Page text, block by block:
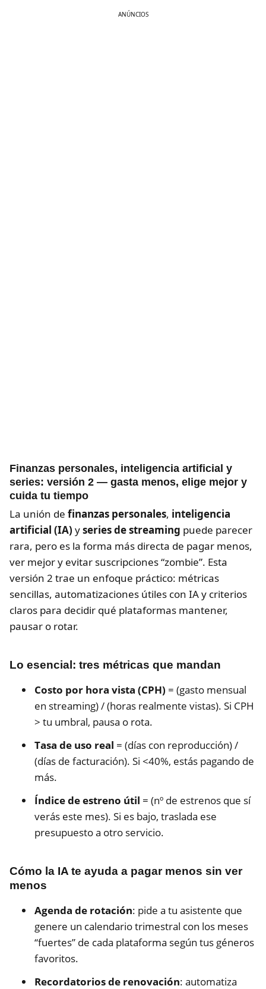
ANÚNCIOS
Finanzas personales, inteligencia artificial y
series: versión 2 — gasta menos, elige mejor y
cuida tu tiempo
La unión de finanzas personales, inteligencia
artificial (IA) yseries de streaming puede parecer
rara, pero es la forma más directa de pagar menos,
ver mejor y evitar suscripciones “zombie”. Esta
versión 2 trae un enfoque práctico: métricas
sencillas, automatizaciones útiles con IA y criterios
claros para decidir qué plataformas mantener,
pausar o rotar.
Lo esencial: tres métricas que mandan
Costo por hora vista (CPH) = (gasto mensual
en streaming) / (horas realmente vistas). Si CPH
> tu umbral, pausa o rota.
Tasa de uso real = (días con reproducción) /
(días de facturación). Si <40%, estás pagando de
más.
Índice de estreno útil = (nº de estrenos que sí
verás este mes). Si es bajo, traslada ese
presupuesto a otro servicio.
Cómo la IA te ayuda a pagar menos sin ver
menos
Agenda de rotación: pide a tu asistente que
genere un calendario trimestral con los meses
“fuertes” de cada plataforma según tus géneros
favoritos.
Recordatorios de renovación: automatiza